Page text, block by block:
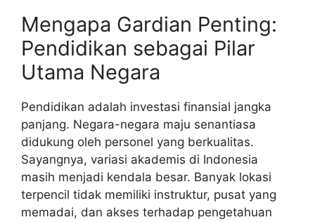
Mengapa Gardian Penting:
Pendidikan sebagai Pilar
Utama Negara
Pendidikan adalah investasi finansial jangka
panjang. Negara-negara maju senantiasa
didukung oleh personel yang berkualitas.
Sayangnya, variasi akademis di Indonesia
masih menjadi kendala besar. Banyak lokasi
terpencil tidak memiliki instruktur, pusat yang
memadai, dan akses terhadap pengetahuan